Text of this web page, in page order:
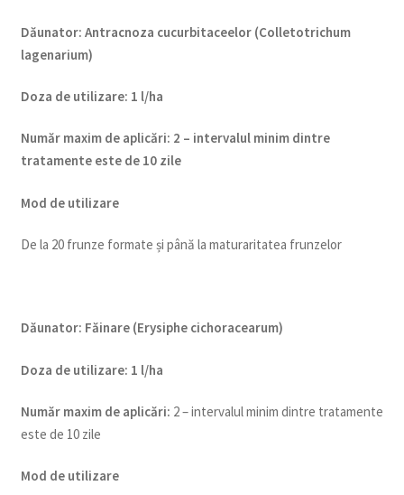
Dăunator: Antracnoza cucurbitaceelor (Colletotrichum
lagenarium)
Doza de utilizare: 1 l/ha
Număr maxim de aplicări: 2 – intervalul minim dintre
tratamente este de 10 zile
Mod de utilizare
De la 20 frunze formate și până la maturaritatea frunzelor
Dăunator: Făinare (Erysiphe cichoracearum)
Doza de utilizare: 1 l/ha
Număr maxim de aplicări: 2 – intervalul minim dintre tratamente
este de 10 zile
Mod de utilizare